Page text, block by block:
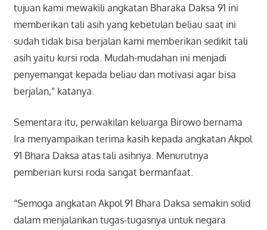
tujuan kami mewakili angkatan Bharaka Daksa 91 ini
memberikan tali asih yang kebetulan beliau saat ini
sudah tidak bisa berjalan kami memberikan sedikit tali
asih yaitu kursi roda. Mudah-mudahan ini menjadi
penyemangat kepada beliau dan motivasi agar bisa
berjalan,” katanya.
Sementara itu, perwakilan keluarga Birowo bernama
Ira menyampaikan terima kasih kepada angkatan Akpol
91 Bhara Daksa atas tali asihnya. Menurutnya
pemberian kursi roda sangat bermanfaat.
“Semoga angkatan Akpol 91 Bhara Daksa semakin solid
dalam menjalankan tugas-tugasnya untuk negara